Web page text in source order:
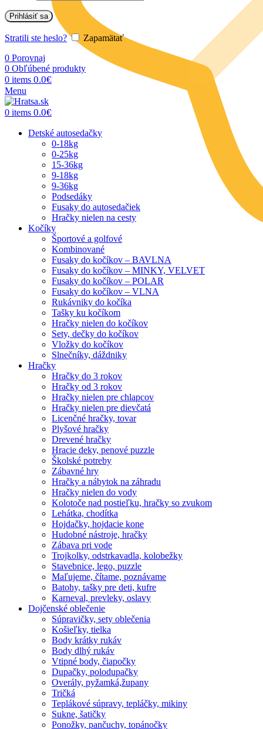
Prihlásiť sa
Stratili ste heslo?
Zapamätať
0 Porovnaj
0 Obľúbené produkty
0 items 0.0€
Menu
0 items 0.0€
Detské autosedačky
0-18kg
0-25kg
15-36kg
9-18kg
9-36kg
Podsedáky
Fusaky do autosedačiek
Hračky nielen na cesty
Kočíky
Športové a golfové
Kombinované
Fusaky do kočíkov – BAVLNA
Fusaky do kočíkov – MINKY, VELVET
Fusaky do kočíkov – POLAR
Fusaky do kočíkov – VLNA
Rukávniky do kočíka
Tašky ku kočíkom
Hračky nielen do kočíkov
Sety, dečky do kočíkov
Vložky do kočíkov
Slnečníky, dáždniky
Hračky
Hračky do 3 rokov
Hračky od 3 rokov
Hračky nielen pre chlapcov
Hračky nielen pre dievčatá
Licenčné hračky, tovar
Plyšové hračky
Drevené hračky
Hracie deky, penové puzzle
Školské potreby
Zábavné hry
Hračky a nábytok na záhradu
Hračky nielen do vody
Kolotoče nad postieľku, hračky so zvukom
Lehátka, chodítka
Hojdačky, hojdacie kone
Hudobné nástroje, hračky
Zábava pri vode
Trojkolky, odstrkavadla, kolobežky
Stavebnice, lego, puzzle
Maľujeme, čítame, poznávame
Batohy, tašky pre deti, kufre
Karneval, prevleky, oslavy
Dojčenské oblečenie
Súpravičky, sety oblečenia
Košieľky, tielka
Body krátky rukáv
Body dlhý rukáv
Vtipné body, čiapočky
Dupačky, polodupačky
Overály, pyžamká,župany
Tričká
Teplákové súpravy, tepláčky, mikiny
Sukne, šatičky
Ponožky, pančuchy, topánočky